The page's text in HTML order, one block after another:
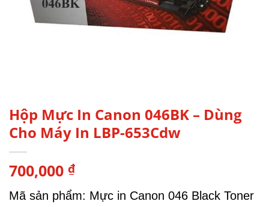
Hộp Mực In Canon 046BK – Dùng
Cho Máy In LBP-653Cdw
700,000 ₫
Mã sản phẩm: Mực in Canon 046 Black Toner